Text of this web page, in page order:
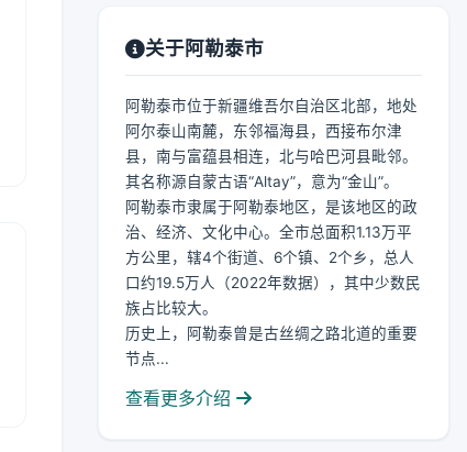
关于阿勒泰市
阿勒泰市位于新疆维吾尔自治区北部，地处
阿尔泰山南麓，东邻福海县，西接布尔津
县，南与富蕴县相连，北与哈巴河县毗邻。
其名称源自蒙古语“Altay”，意为“金山”。
阿勒泰市隶属于阿勒泰地区，是该地区的政
治、经济、文化中心。全市总面积1.13万平
方公里，辖4个街道、6个镇、2个乡，总人
口约19.5万人（2022年数据），其中少数民
族占比较大。
历史上，阿勒泰曾是古丝绸之路北道的重要
节点...
查看更多介绍